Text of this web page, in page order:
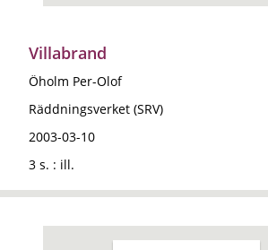
Villabrand
Öholm Per-Olof
Räddningsverket (SRV)
2003-03-10
3 s. : ill.